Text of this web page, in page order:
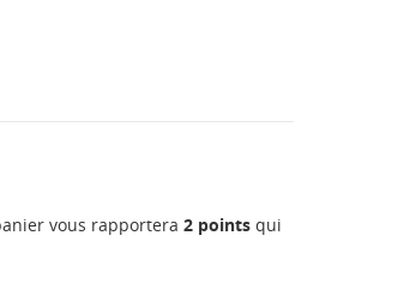
vous rapportera 2pointsqui